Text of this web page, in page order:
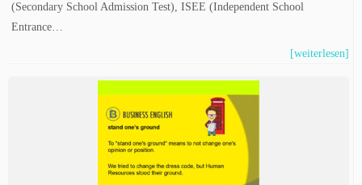
(Secondary School Admission Test), ISEE (Independent School
Entrance…
[weiterlesen]